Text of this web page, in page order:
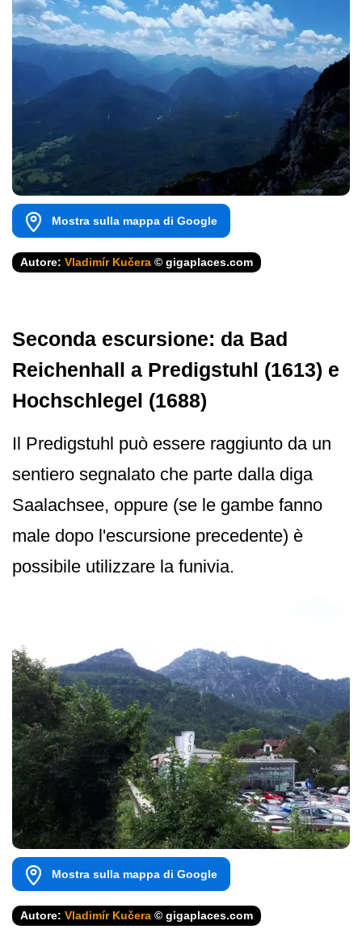
Mostra sulla mappa di Google
Autore: Vladimír Kučera © gigaplaces.com
Seconda escursione: da Bad
Reichenhall a Predigstuhl (1613) e
Hochschlegel (1688)
Il Predigstuhl può essere raggiunto da un
sentiero segnalato che parte dalla diga
Saalachsee, oppure (se le gambe fanno
male dopo l'escursione precedente) è
possibile utilizzare la funivia.
Mostra sulla mappa di Google
Autore: Vladimír Kučera © gigaplaces.com